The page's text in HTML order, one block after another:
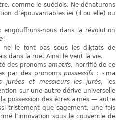
comme le suédois. Ne dénaturons
d’épouvantablesiel(il ou elle) ou
: engouffrons-nous dans la révolution
!
ne le font pas sous les diktats de
dans la rue. Ainsi le veut la vie.
des pronomsamatifs, horrifié de ce
par des pronomspossessifs : « ma
jurées et messieurs les jurés, les
sur une autre dérive universelle
possession des êtres aimés — autre
tristement que sagement, une fois
l’innovation sous le couvercle de